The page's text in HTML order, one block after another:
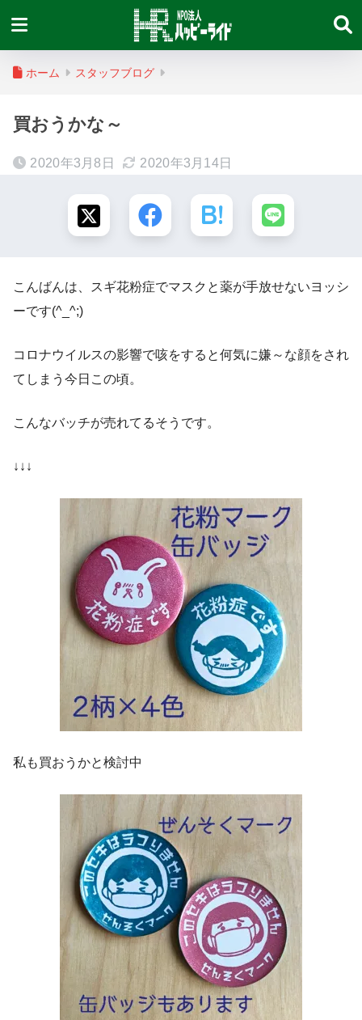
ホーム スタッフブログ
買おうかな～
2020年3月8日 2020年3月14日
こんばんは、スギ花粉症でマスクと薬が手放せないヨッシ
ーです(^_^;)
コロナウイルスの影響で咳をすると何気に嫌～な顔をされ
てしまう今日この頃。
こんなバッチが売れてるそうです。
↓↓↓
私も買おうかと検討中